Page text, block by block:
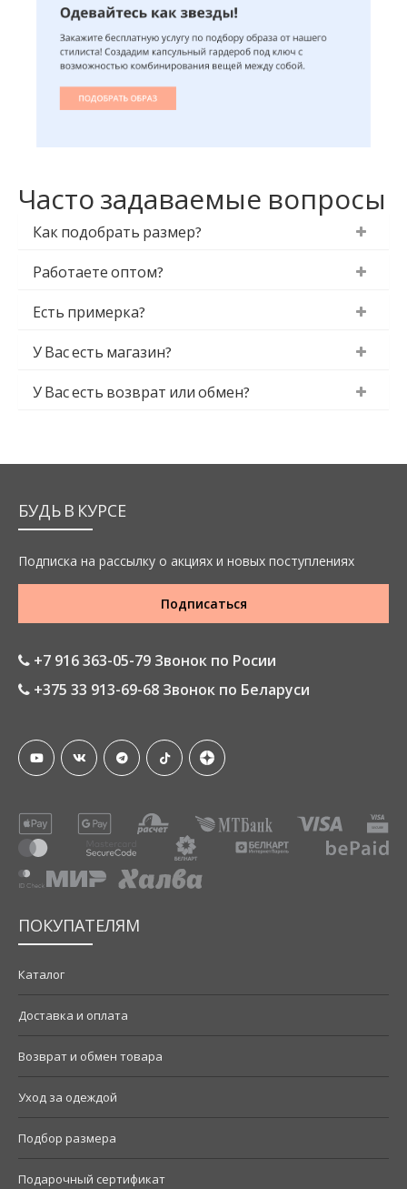
Часто задаваемые вопросы
Как подобрать размер?
Работаете оптом?
Есть примерка?
У Вас есть магазин?
У Вас есть возврат или обмен?
БУДЬ В КУРСЕ
Подписка на рассылку о акциях и новых поступлениях
Подписаться
+7 916 363-05-79 Звонок по Росии
+375 33 913-69-68 Звонок по Беларуси
ПОКУПАТЕЛЯМ
Каталог
Доставка и оплата
Возврат и обмен товара
Уход за одеждой
Подбор размера
Подарочный сертификат